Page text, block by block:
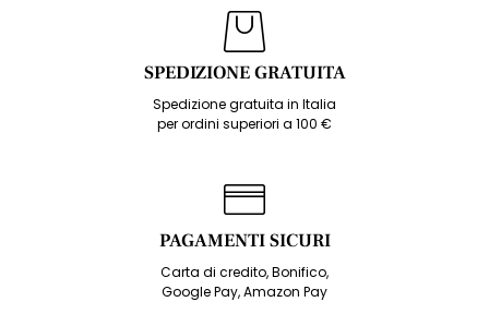
SPEDIZIONE GRATUITA
Spedizione gratuita in Italia
per ordini superiori a 100 €
PAGAMENTI SICURI
Carta di credito, Bonifico,
Google Pay, Amazon Pay